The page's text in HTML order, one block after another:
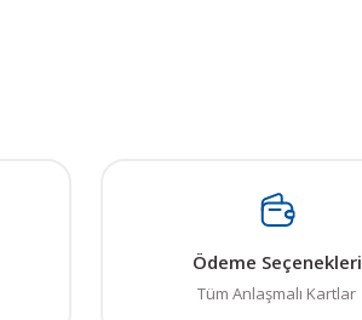
Ödeme Seçenekleri
Tüm Anlaşmalı Kartlar